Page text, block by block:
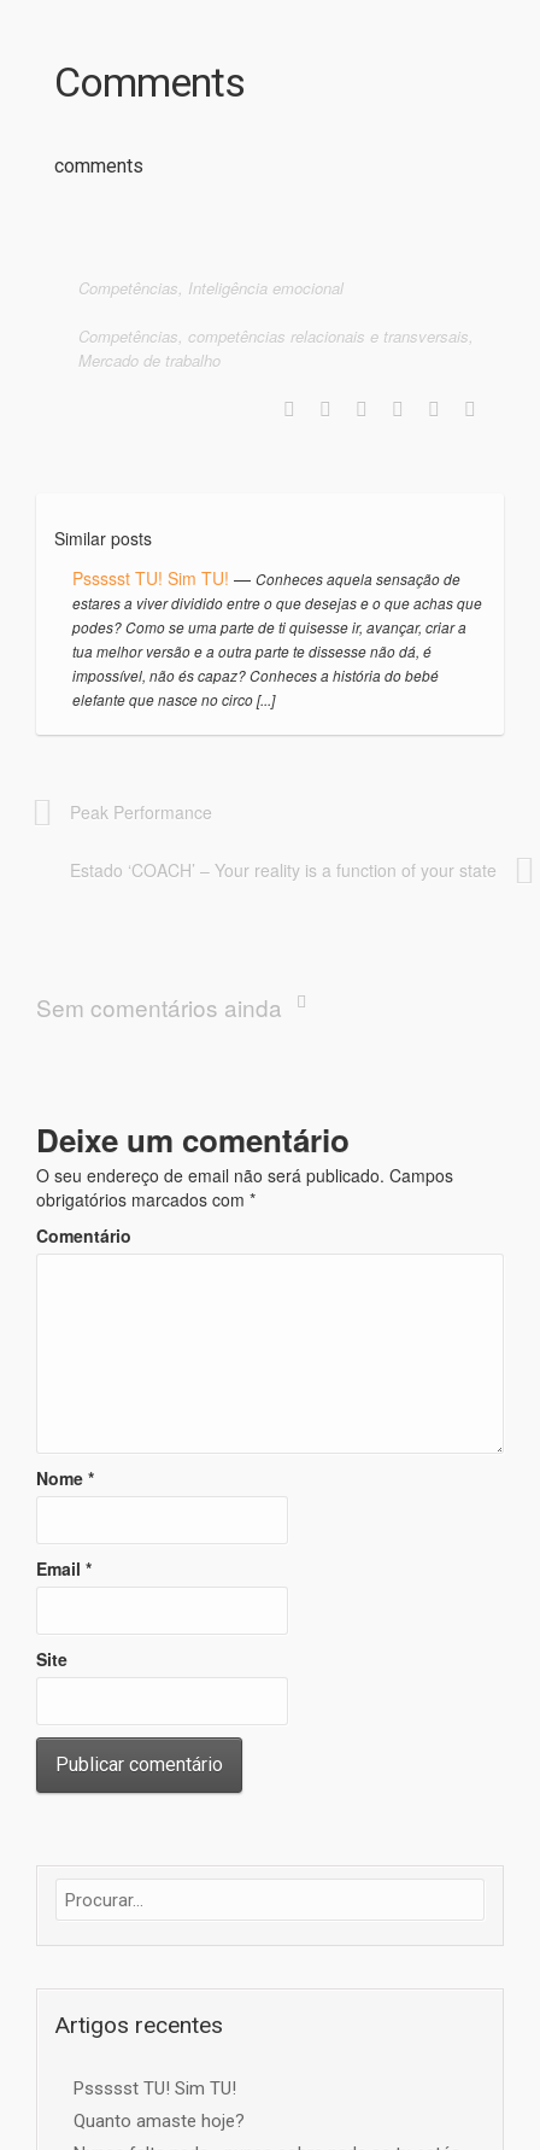
Comments
comments
Competências, Inteligência emocional
Competências, competências relacionais e transversais,
Mercado de trabalho
Similar posts
Pssssst TU! Sim TU! — Conheces aquela sensação de
estares a viver dividido entre o que desejas e o que achas que
podes? Como se uma parte de ti quisesse ir, avançar, criar a
tua melhor versão e a outra parte te dissesse não dá, é
impossível, não és capaz? Conheces a história do bebé
elefante que nasce no circo [...]
Peak Performance
Estado ‘COACH’ – Your reality is a function of your state
Sem comentários ainda
Deixe um comentário
O seu endereço de email não será publicado. Campos
obrigatórios marcados com *
Comentário
Nome *
Email *
Site
Artigos recentes
Pssssst TU! Sim TU!
Quanto amaste hoje?